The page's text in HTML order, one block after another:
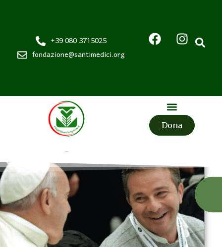
+39 080 3715025
fondazione@santimedici.org
Dona